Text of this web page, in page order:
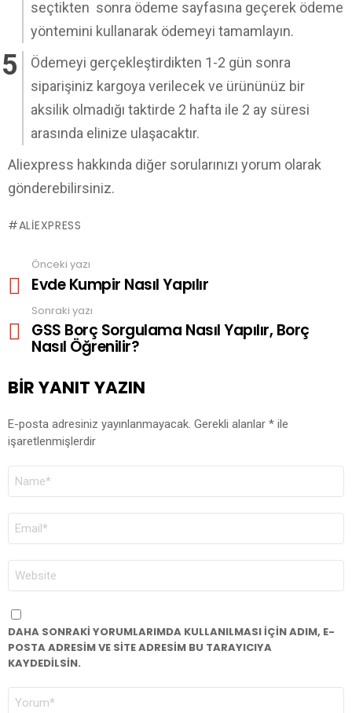
seçtikten sonra ödeme sayfasına geçerek ödeme
yöntemini kullanarak ödemeyi tamamlayın.
Ödemeyi gerçekleştirdikten 1-2 gün sonra
siparişiniz kargoya verilecek ve ürününüz bir
aksilik olmadığı taktirde 2 hafta ile 2 ay süresi
arasında elinize ulaşacaktır.
Aliexpress hakkında diğer sorularınızı yorum olarak
gönderebilirsiniz.
ALIEXPRESS
more
Önceki yazı
Evde Kumpir Nasıl Yapılır
Sonraki yazı
GSS Borç Sorgulama Nasıl Yapılır, Borç
Nasıl Öğrenilir?
BIR YANIT YAZIN
E-posta adresiniz yayınlanmayacak. Gerekli alanlar * ile
işaretlenmişlerdir
AD
E-
POSTA
İNTERNET
SITESI
DAHA SONRAKI YORUMLARIMDA KULLANILMASI IÇIN ADIM, E-
POSTA ADRESIM VE SITE ADRESIM BU TARAYICIYA
KAYDEDILSIN.
YORUM